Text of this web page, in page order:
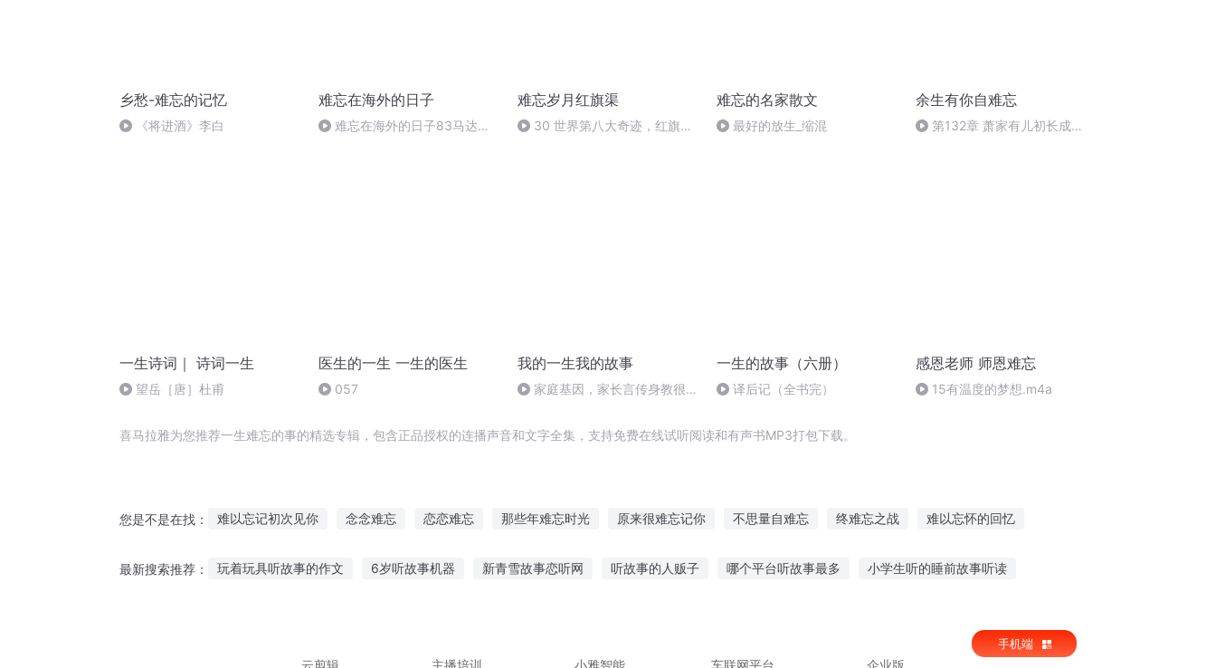
乡愁-难忘的记忆
《将进酒》李白
难忘在海外的日子
难忘在海外的日子83马达加
难忘岁月红旗渠
30 世界第八大奇迹，红旗渠
难忘的名家散文
最好的放生_缩混
余生有你自难忘
第132章 萧家有儿初长成
一生诗词｜ 诗词一生
望岳［唐］杜甫
医生的一生 一生的医生
057
我的一生我的故事
家庭基因，家长言传身教很重
一生的故事（六册）
译后记（全书完）
感恩老师 师恩难忘
15有温度的梦想.m4a
喜马拉雅为您推荐一生难忘的事的精选专辑，包含正品授权的连播声音和文字全集，支持免费在线试听阅读和有声书MP3打包下载。
您是不是在找： 难以忘记初次见你 念念难忘 恋恋难忘 那些年难忘时光 原来很难忘记你 不思量自难忘 终难忘之战 难以忘怀的回忆
最新搜索推荐： 玩着玩具听故事的作文 6岁听故事机器 新青雪故事恋听网 听故事的人贩子 哪个平台听故事最多 小学生听的睡前故事听读
云剪辑
主播培训 小雅智能 车联网平台 企业版
手机端